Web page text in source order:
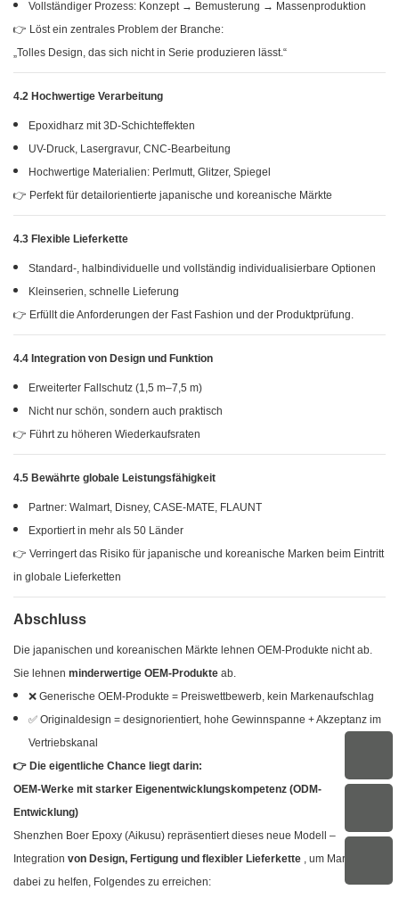
Vollständiger Prozess: Konzept → Bemusterung → Massenproduktion
👉 Löst ein zentrales Problem der Branche:
„Tolles Design, das sich nicht in Serie produzieren lässt.“
4.2 Hochwertige Verarbeitung
Epoxidharz mit 3D-Schichteffekten
UV-Druck, Lasergravur, CNC-Bearbeitung
Hochwertige Materialien: Perlmutt, Glitzer, Spiegel
👉 Perfekt für detailorientierte japanische und koreanische Märkte
4.3 Flexible Lieferkette
Standard-, halbindividuelle und vollständig individualisierbare Optionen
Kleinserien, schnelle Lieferung
👉 Erfüllt die Anforderungen der Fast Fashion und der Produktprüfung.
4.4 Integration von Design und Funktion
Erweiterter Fallschutz (1,5 m–7,5 m)
Nicht nur schön, sondern auch praktisch
👉 Führt zu höheren Wiederkaufsraten
4.5 Bewährte globale Leistungsfähigkeit
Partner: Walmart, Disney, CASE-MATE, FLAUNT
Exportiert in mehr als 50 Länder
👉 Verringert das Risiko für japanische und koreanische Marken beim Eintritt
in globale Lieferketten
Abschluss
Die japanischen und koreanischen Märkte lehnen OEM-Produkte nicht ab.
Sie lehnen minderwertige OEM-Produkte ab.
❌ Generische OEM-Produkte = Preiswettbewerb, kein Markenaufschlag
✅ Originaldesign = designorientiert, hohe Gewinnspanne + Akzeptanz im
Vertriebskanal
👉 Die eigentliche Chance liegt darin:
OEM-Werke mit starker Eigenentwicklungskompetenz (ODM-
Entwicklung)
Shenzhen Boer Epoxy (Aikusu) repräsentiert dieses neue Modell –
Integration von Design, Fertigung und flexibler Lieferkette , um Marken
dabei zu helfen, Folgendes zu erreichen: